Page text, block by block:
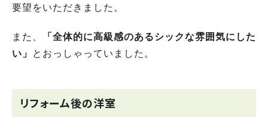
要望をいただきました。
また、
「全体的に高級感のあるシックな雰囲気にした
い」
とおっしゃっていました。
リフォーム後の洋室